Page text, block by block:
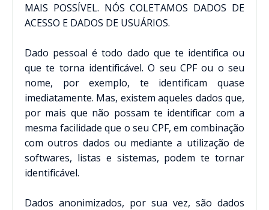
MAIS POSSÍVEL. NÓS COLETAMOS DADOS DE
ACESSO E DADOS DE USUÁRIOS.
Dado pessoal é todo dado que te identifica ou
que te torna identificável. O seu CPF ou o seu
nome, por exemplo, te identificam quase
imediatamente. Mas, existem aqueles dados que,
por mais que não possam te identificar com a
mesma facilidade que o seu CPF, em combinação
com outros dados ou mediante a utilização de
softwares, listas e sistemas, podem te tornar
identificável.
Dados anonimizados, por sua vez, são dados